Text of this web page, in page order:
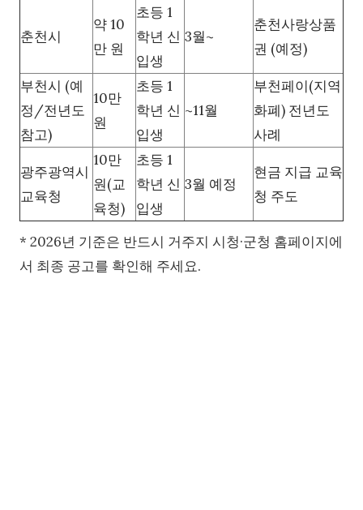
춘천시
약 10
만 원
초등 1
학년 신
입생
3월~
춘천사랑상품
권 (예정)
부천시 (예
정/전년도
참고)
10만
원
초등 1
학년 신
입생
~11월
부천페이(지역
화폐) 전년도
사례
광주광역시
교육청
10만
원(교
육청)
초등 1
학년 신
입생
3월 예정
현금 지급 교육
청 주도
* 2026년 기준은 반드시 거주지 시청·군청 홈페이지에
서 최종 공고를 확인해 주세요.